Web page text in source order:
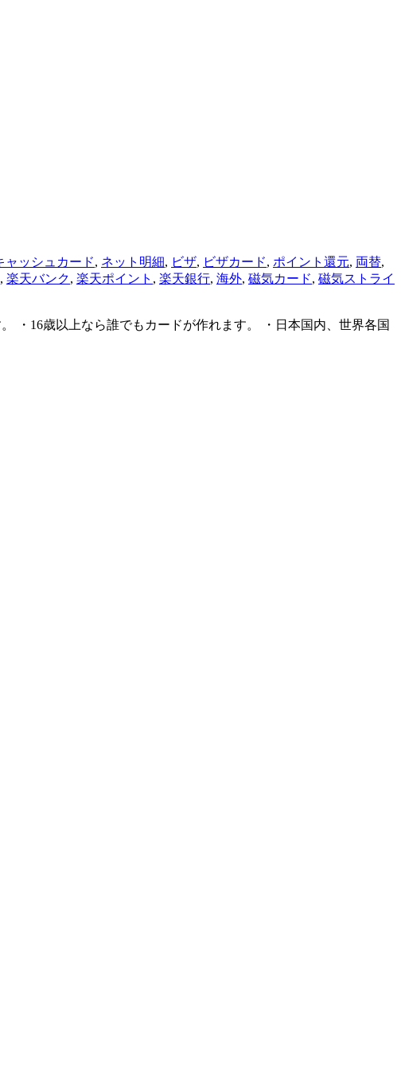
ャッシュカード, ネット明細, ビザ, ビザカード, ポイント還元, 両替,
, 楽天バンク, 楽天ポイント , 楽天銀行, 海外, 磁気カード, 磁気ストライ
・16歳以上なら誰でもカードが作れます。 ・日本国内、世界各国